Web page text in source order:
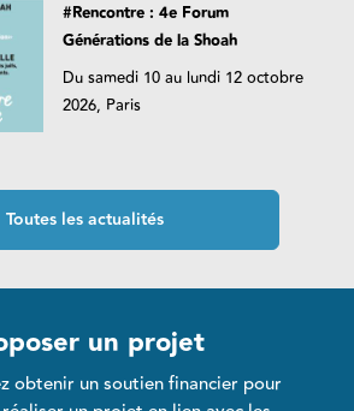
#Rencontre : 4e Forum
Générations de la Shoah
Du samedi 10 au lundi 12 octobre
2026, Paris
Toutes les actualités
un projet
obtenir un soutien financier pour